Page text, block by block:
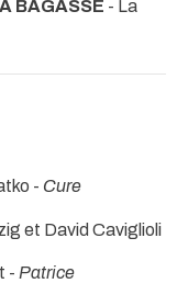
BAGASSE - La
- Cure
et David Caviglioli
- Patrice